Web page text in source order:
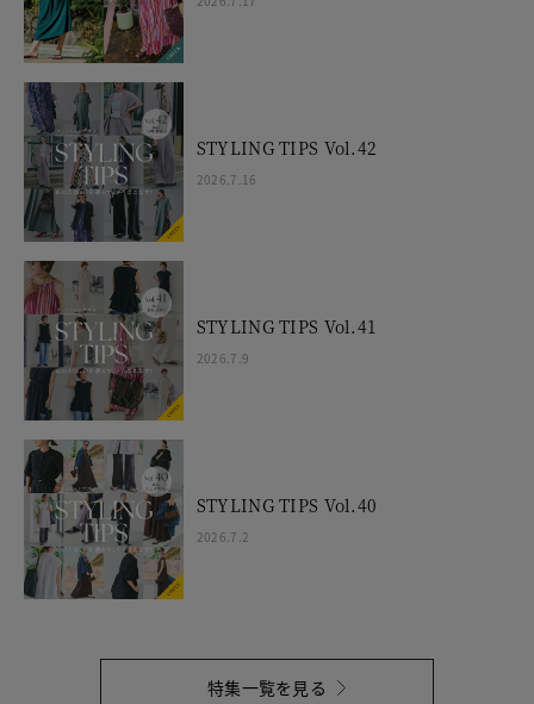
STYLING TIPS Vol.42
2026.7.16
STYLING TIPS Vol.41
2026.7.9
STYLING TIPS Vol.40
2026.7.2
特集一覧を見る